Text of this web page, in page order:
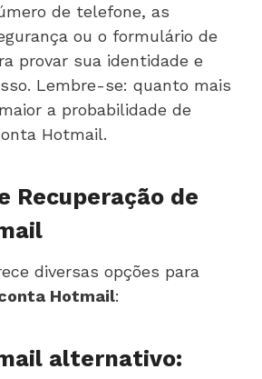
de telefone, as
ou o formulário de
provar sua identidade e
Lembre-se: quanto mais
a probabilidade de
Hotmail.
Recuperação de
diversas opções para
Hotmail:
alternativo: